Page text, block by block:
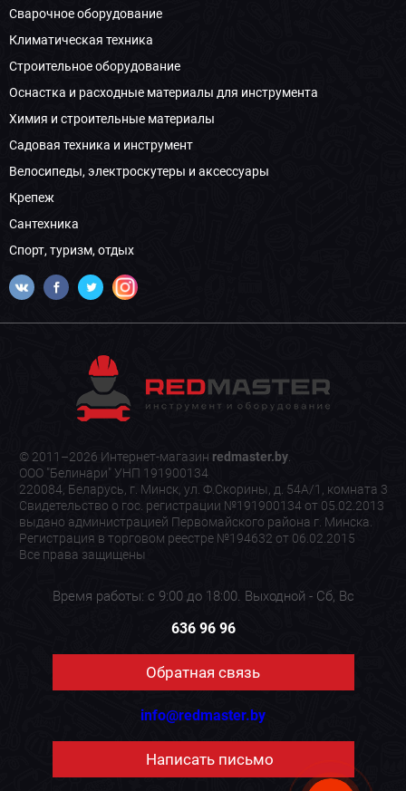
Сварочное оборудование
Климатическая техника
Строительное оборудование
Оснастка и расходные материалы для инструмента
Химия и строительные материалы
Садовая техника и инструмент
Велосипеды, электроскутеры и аксессуары
Крепеж
Сантехника
Спорт, туризм, отдых
© 2011–2026 Интернет-магазин redmaster.by.
ООО "Белинари" УНП 191900134
220084, Беларусь, г. Минск, ул. Ф.Скорины, д. 54А/1, комната 3
Свидетельство о гос. регистрации №191900134 от 05.02.2013
выдано администрацией Первомайского района г. Минска.
Регистрация в торговом реестре №194632 от 06.02.2015
Все права защищены
Время работы: с 9:00 до 18:00. Выходной - Сб, Вс
636 96 96
Обратная связь
info@redmaster.by
Написать письмо